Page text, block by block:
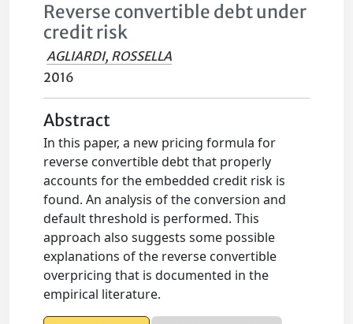
Reverse convertible debt under
credit risk
AGLIARDI, ROSSELLA
2016
Abstract
In this paper, a new pricing formula for
reverse convertible debt that properly
accounts for the embedded credit risk is
found. An analysis of the conversion and
default threshold is performed. This
approach also suggests some possible
explanations of the reverse convertible
overpricing that is documented in the
empirical literature.